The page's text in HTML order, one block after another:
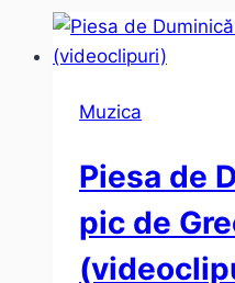
Muzica
Piesa de
pic de